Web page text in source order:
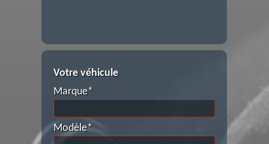
Votre véhicule
Marque*
Modèle*